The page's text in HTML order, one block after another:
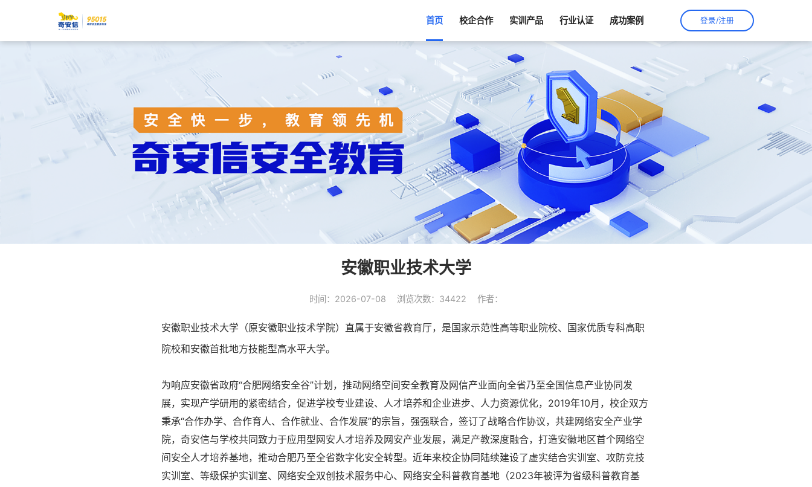
首页 校企合作 实训产品 行业认证 成功案例 登录/注册
安徽职业技术大学
时间：2026-07-08 浏览次数：34422 作者：
安徽职业技术大学（原安徽职业技术学院）直属于安徽省教育厅，是国家示范性高等职业院校、国家优质专科高职
院校和安徽首批地方技能型高水平大学。
为响应安徽省政府“合肥网络安全谷”计划，推动网络空间安全教育及网信产业面向全省乃至全国信息产业协同发
展，实现产学研用的紧密结合，促进学校专业建设、人才培养和企业进步、人力资源优化，2019年10月，校企双方
秉承“合作办学、合作育人、合作就业、合作发展”的宗旨，强强联合，签订了战略合作协议，共建网络安全产业学
院，奇安信与学校共同致力于应用型网安人才培养及网安产业发展，满足产教深度融合，打造安徽地区首个网络空
间安全人才培养基地，推动合肥乃至全省数字化安全转型。近年来校企协同陆续建设了虚实结合实训室、攻防竞技
实训室、等级保护实训室、网络安全双创技术服务中心、网络安全科普教育基地（2023年被评为省级科普教育基